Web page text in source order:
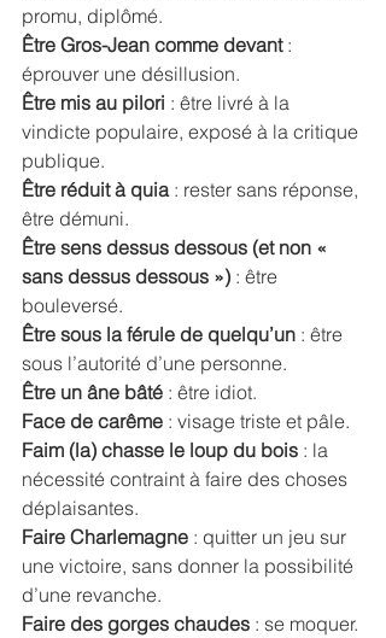
promu, diplômé.
Être Gros-Jean comme devant :
éprouver une désillusion.
Être mis au pilori : être livré à la
vindicte populaire, exposé à la critique
publique.
Être réduit à quia : rester sans réponse,
être démuni.
Être sens dessus dessous (et non «
sans dessus dessous ») : être
bouleversé.
Être sous la férule de quelqu’un : être
sous l’autorité d’une personne.
Être un âne bâté : être idiot.
Face de carême : visage triste et pâle.
Faim (la) chasse le loup du bois : la
nécessité contraint à faire des choses
déplaisantes.
Faire Charlemagne : quitter un jeu sur
une victoire, sans donner la possibilité
d’une revanche.
Faire des gorges chaudes : se moquer.